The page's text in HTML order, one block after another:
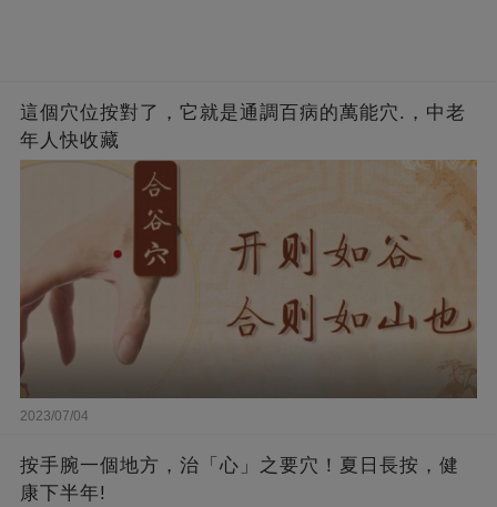
這個穴位按對了，它就是通調百病的萬能穴.，中老
年人快收藏
2023/07/04
按手腕一個地方，治「心」之要穴！夏日長按，健
康下半年!